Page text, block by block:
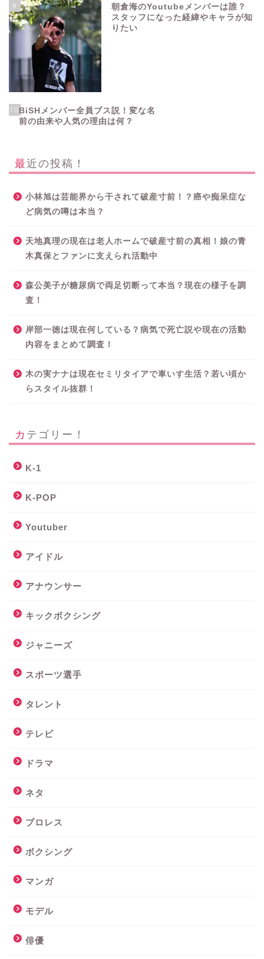
9
朝倉海のYoutubeメンバーは誰？
スタッフになった経緯やキャラが知
りたい
10 BiSHメンバー全員ブス説！変な名
前の由来や人気の理由は何？
最近の投稿！
小林旭は芸能界から干されて破産寸前！？癌や痴呆症な
ど病気の噂は本当？
天地真理の現在は老人ホームで破産寸前の真相！娘の青
木真保とファンに支えられ活動中
森公美子が糖尿病で両足切断って本当？現在の様子を調
査！
岸部一徳は現在何している？病気で死亡説や現在の活動
内容をまとめて調査！
木の実ナナは現在セミリタイアで車いす生活？若い頃か
らスタイル抜群！
カテゴリー！
K-1
K-POP
Youtuber
アイドル
アナウンサー
キックボクシング
ジャニーズ
スポーツ選手
タレント
テレビ
ドラマ
ネタ
プロレス
ボクシング
マンガ
モデル
俳優